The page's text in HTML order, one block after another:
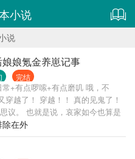
小说
说
娘氪金养崽记事
完结
+有点啰嗦+有点磨叽 哦，不
穿越了！ 穿越！！ 真的见鬼了！
议。 也就是说，哀家如今也算是
在外